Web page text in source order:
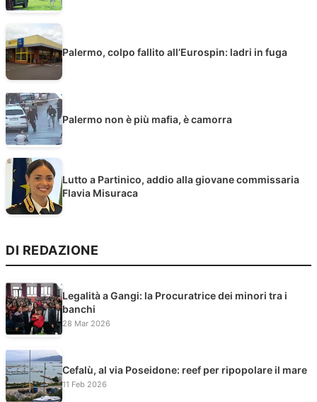
Palermo, colpo fallito all’Eurospin: ladri in fuga
Palermo non è più mafia, è camorra
Lutto a Partinico, addio alla giovane commissaria
Flavia Misuraca
DI REDAZIONE
Legalità a Gangi: la Procuratrice dei minori tra i
banchi
28 Mar 2026
Cefalù, al via Poseidone: reef per ripopolare il mare
11 Feb 2026